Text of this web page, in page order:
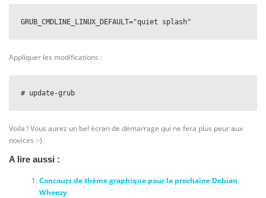
GRUB_CMDLINE_LINUX_DEFAULT="quiet splash"
Appliquer les modifications :
# update-grub
Voila ! Vous aurez un bel écran de démarrage qui ne fera plus peur aux
novices :-)
A lire aussi :
Concours de thème graphique pour la prochaine Debian
Wheezy